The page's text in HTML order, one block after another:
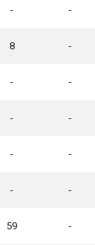
- -
8 -
- -
- -
- -
- -
59 -